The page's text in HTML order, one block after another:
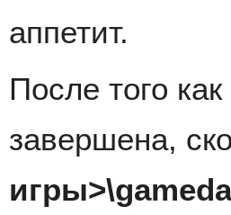
аппетит.
После того
завершена,